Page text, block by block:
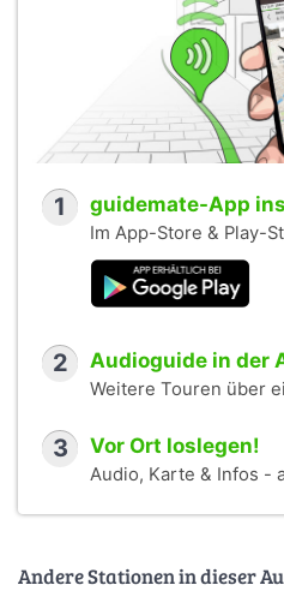
1 guidemate-App
Im App-Store & Play-
2 Audioguide in der
Weitere Touren über
3 Vor Ort loslegen!
Audio, Karte & Infos -
Andere Stationen in dieser